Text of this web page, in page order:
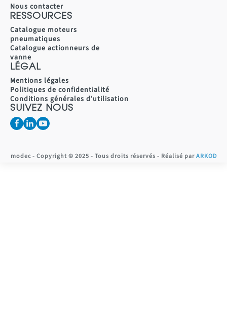
Nous contacter
RESSOURCES
Catalogue moteurs
pneumatiques
Catalogue actionneurs de
vanne
LÉGAL
Mentions légales
Politiques de confidentialité
Conditions générales d'utilisation
SUIVEZ NOUS
modec - Copyright © 2025 - Tous droits réservés - Réalisé parARKOD